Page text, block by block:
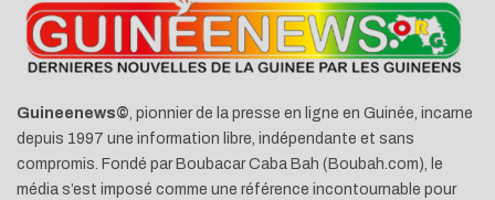
Guineenews©, pionnier de la presse en ligne en Guinée, incarne
depuis 1997 une information libre, indépendante et sans
compromis. Fondé par Boubacar Caba Bah (Boubah.com), le
média s’est imposé comme une référence incontournable pour